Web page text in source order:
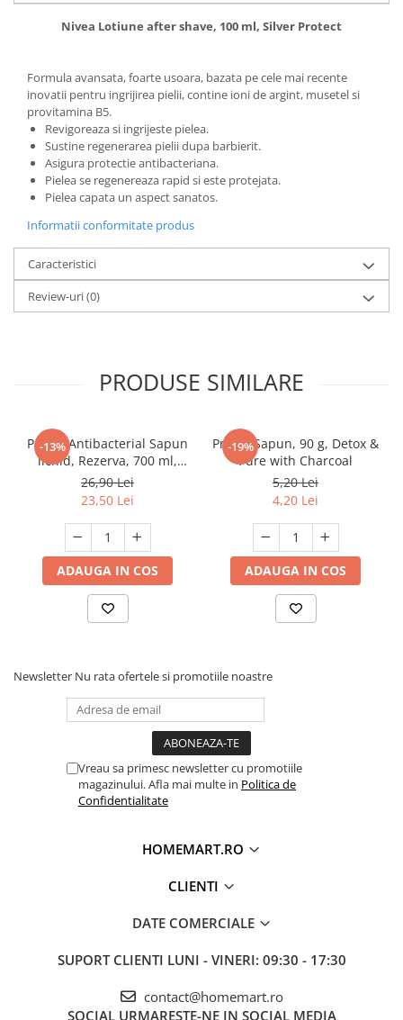
Nivea Lotiune after shave, 100 ml, Silver Protect
Formula avansata, foarte usoara, bazata pe cele mai recente
inovatii pentru ingrijirea pielii, contine ioni de argint, musetel si
provitamina B5.
Revigoreaza si ingrijeste pielea.
Sustine regenerarea pielii dupa barbierit.
Asigura protectie antibacteriana.
Pielea se regenereaza rapid si este protejata.
Pielea capata un aspect sanatos.
Informatii conformitate produs
Caracteristici
Review-uri(0)
PRODUSE SIMILARE
-13%
Protex Antibacterial Sapun
lichid, Rezerva, 700 ml,
Fresh
26,90 Lei
23,50 Lei
ADAUGA IN COS
-19%
Protex Sapun, 90 g, Detox &
Pure with Charcoal
5,20 Lei
4,20 Lei
ADAUGA IN COS
Newsletter Nu rata ofertele si promotiile noastre
Vreau sa primesc newsletter cu promotiile
magazinului. Afla mai multe in Politica de
Confidentialitate
HOMEMART.RO
CLIENTI
DATE COMERCIALE
SUPORT CLIENTI LUNI - VINERI: 09:30 - 17:30
contact@homemart.ro
SOCIAL URMARESTE-NE IN SOCIAL MEDIA